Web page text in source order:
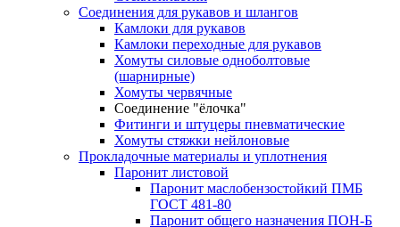
Соединения для рукавов и шлангов
Камлоки для рукавов
Камлоки переходные для рукавов
Хомуты силовые одноболтовые
(шарнирные)
Хомуты червячные
Соединение "ёлочка"
Фитинги и штуцеры пневматические
Хомуты стяжки нейлоновые
Прокладочные материалы и уплотнения
Паронит листовой
Паронит маслобензостойкий ПМБ
ГОСТ 481-80
Паронит общего назначения ПОН-Б